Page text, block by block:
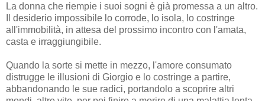
La donna che riempie i suoi sogni è già promessa a un altro.
Il desiderio impossibile lo corrode, lo isola, lo costringe
all'immobilità, in attesa del prossimo incontro con l'amata,
casta e irraggiungibile.
Quando la sorte si mette in mezzo, l'amore consumato
distrugge le illusioni di Giorgio e lo costringe a partire,
abbandonando le sue radici, portandolo a scoprire altri